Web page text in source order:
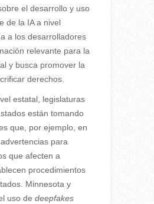
el desarrollo y uso
de la IA a nivel
a los desarrolladores
relevante para la
y busca promover la
derechos.
estatal, legislaturas
están tomando
que, por ejemplo, en
para
que afecten a
procedimientos
Minnesota y
uso de deepfakes